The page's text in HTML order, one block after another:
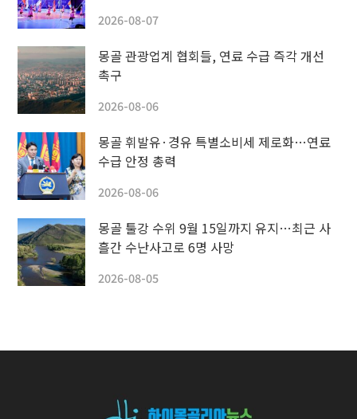
2026-08-07
몽골 관광업계 협회들, 연료 수급 즉각 개선
촉구
2026-08-06
몽골 휘발유·경유 특별소비세 제로화…연료
수급 안정 총력
2026-08-06
몽골 툴강 수위 9월 15일까지 유지…최근 사
흘간 수난사고로 6명 사망
2026-08-05